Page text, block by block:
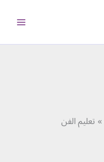
تعليم الفن